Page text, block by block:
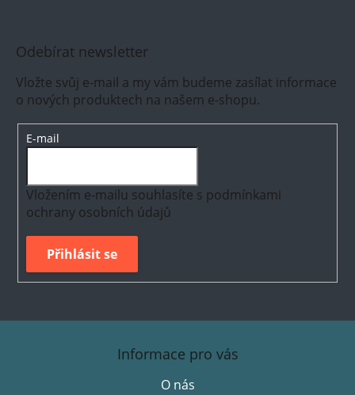
Odebírat newsletter
Vložte svůj e-mail a my vám budeme zasílat informace
o nových produktech na našem e-shopu.
E-mail
Vložením e-mailu souhlasíte s podmínkami
ochrany osobních údajů
Přihlásit se
Z
Informace pro vás
O nás